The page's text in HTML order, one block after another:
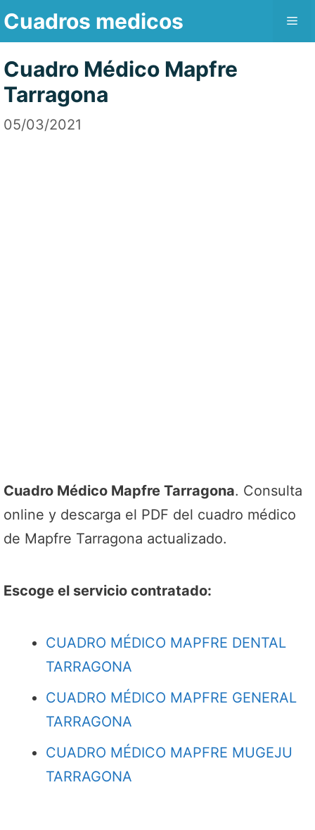
Saltar
contenido
Cuadros medicos
Cuadro Médico Mapfre
Tarragona
05/03/2021
Cuadro Médico Mapfre Tarragona. Consulta
online y descarga el PDF del cuadro médico
de Mapfre Tarragona actualizado.
Escoge el servicio contratado:
CUADRO MÉDICO MAPFRE DENTAL
TARRAGONA
CUADRO MÉDICO MAPFRE GENERAL
TARRAGONA
CUADRO MÉDICO MAPFRE MUGEJU
TARRAGONA